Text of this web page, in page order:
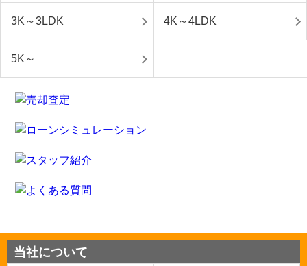
3K～3LDK 4K～4LDK
5K～
当社について